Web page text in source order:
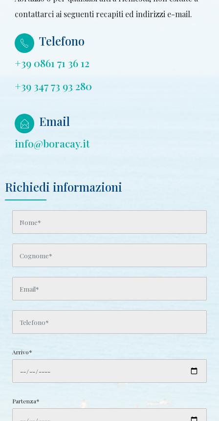
contattarci ai seguenti recapiti ed indirizzi e-mail.
Telefono
+39 0861 71 36 12
+39 347 73 93 280
Email
info@boracay.it
Richiedi informazioni
Arrivo*
Partenza*